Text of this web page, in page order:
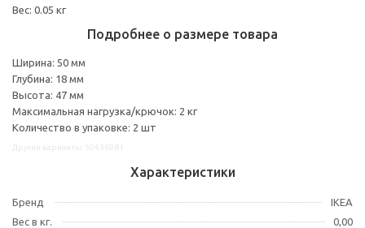
Вес: 0.05 кг
Подробнее о размере товара
Ширина: 50 мм
Глубина: 18 мм
Высота: 47 мм
Максимальная нагрузка/крючок: 2 кг
Количество в упаковке: 2 шт
Характеристики
Бренд
IKEA
Вес в кг.
0,00